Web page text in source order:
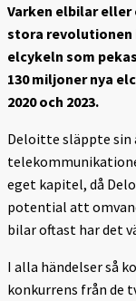
Varken elbilar
stora revolutionen
elcykeln som
130 miljoner nya
2020 och 2023.
Deloitte släppte sin
eget kapitel, då
potential att
bilar oftast har det
I alla händelser så
konkurrens från de